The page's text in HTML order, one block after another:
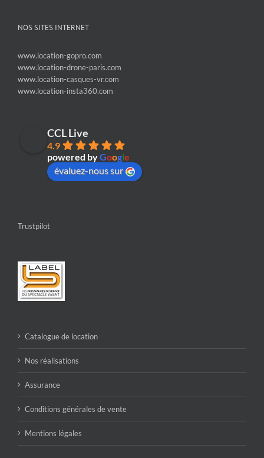
NOS SITES INTERNET
www.location-gopro.com
www.location-drone-paris.com
www.location-casques-vr.com
www.location-insta360.com
CCL Live
4.9
powered byGoogle
évaluez-nous sur
Trustpilot
Catalogue de location
Nos réalisations
Assurance
Conditions générales de vente
Mentions légales